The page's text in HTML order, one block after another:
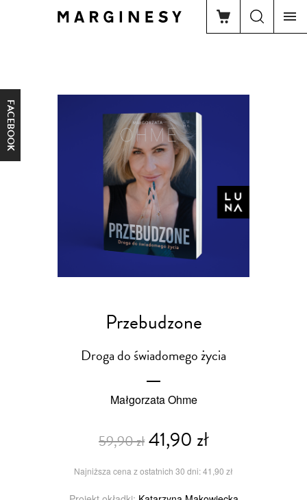
FACEBOOK
Przebudzone
Droga do świadomego życia
Małgorzata Ohme
59,90 zł41,90 zł
Najniższa cena z ostatnich 30 dni: 41,90 zł